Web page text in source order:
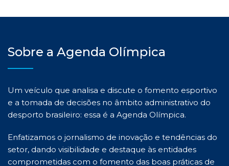
Sobre a Agenda Olímpica
Um veículo que analisa e discute o fomento esportivo
e a tomada de decisões no âmbito administrativo do
desporto brasileiro: essa é a Agenda Olímpica.
Enfatizamos o jornalismo de inovação e tendências do
setor, dando visibilidade e destaque às entidades
comprometidas com o fomento das boas práticas de